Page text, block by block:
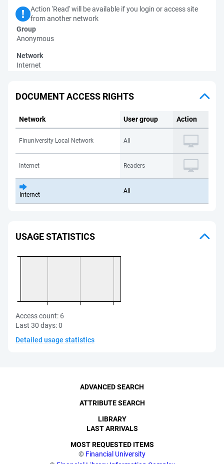
Action 'Read' will be available if you login or access site
from another network
Group
Anonymous
Network
Internet
DOCUMENT ACCESS RIGHTS
Network User group Action
Finuniversity Local Network All
Internet Readers
Internet
All
USAGE STATISTICS
Access count: 6
Last 30 days:0
Detailed usage statistics
© Financial University
ADVANCED SEARCH
ATTRIBUTE SEARCH
LIBRARY
LAST ARRIVALS
MOST REQUESTED ITEMS